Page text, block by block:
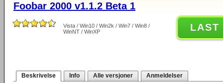
Foobar 2000 v1.1.2 Beta 1
Vista / Win10 / Win2k / Win7 / Win8 /
WinNT / WinXP
LAST
Beskrivelse Info Alle versjoner Anmeldelser